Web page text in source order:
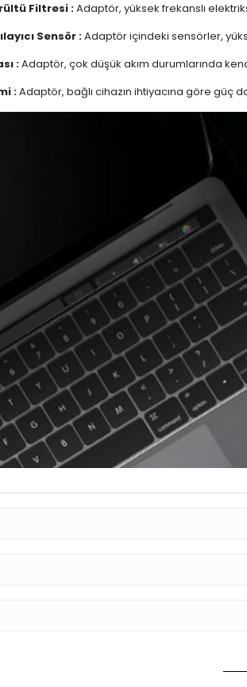
Filtresi :Adaptör, yüksek frekanslı
Sensör :Adaptör içindeki sensörler,
:Adaptör, çok düşük akım durumlarında
:Adaptör, bağlı cihazın ihtiyacına göre güç